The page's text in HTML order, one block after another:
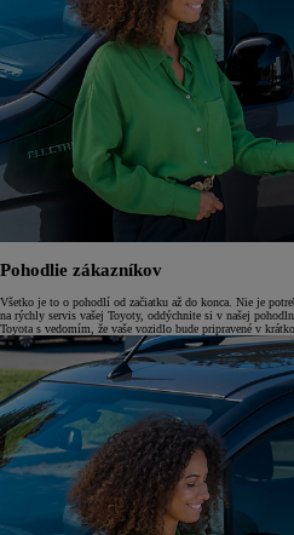
Pohodlie zákazníkov
Všetko je to o pohodlí od začiatku až do konca. Nie je
na rýchly servis vašej Toyoty, oddýchnite si v našej
Toyota s vedomím, že vaše vozidlo bude pripravené v